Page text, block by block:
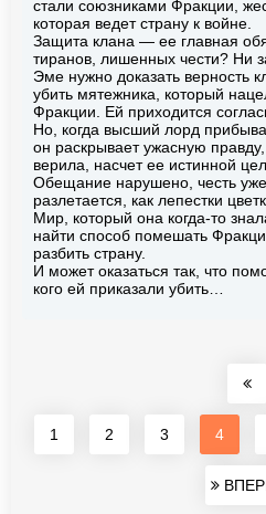
стали союзниками Фракции,
которая ведет страну к войне.
Защита клана — ее главная
тиранов, лишенных чести? Ни
Эме нужно доказать верность
убить мятежника, который
Фракции. Ей приходится
Но, когда высший лорд
он раскрывает ужасную
верила, насчет ее истинной
Обещание нарушено, честь
разлетается, как лепестки
Мир, который она когда-то
найти способ помешать
разбить страну.
И может оказаться так, что
кого ей приказали убить…
1 2 3 4